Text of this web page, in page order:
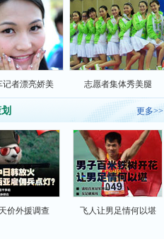
记者漂亮娇美 志愿者集体秀美腿
更多>>
价外援调查 飞人让男足情何以堪